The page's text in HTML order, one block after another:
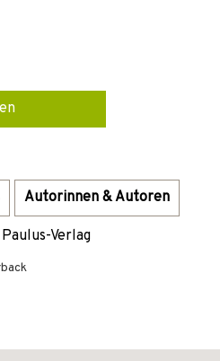
Autorinnen & Autoren
Verlag